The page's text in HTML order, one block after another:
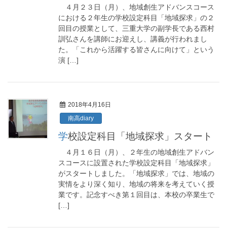
４月２３日（月）、地域創生アドバンスコース
における２年生の学校設定科目「地域探求」の２
回目の授業として、三重大学の副学長である西村
訓弘さんを講師にお迎えし、講義が行われまし
た。「これから活躍する皆さんに向けて」という
演 […]
2018年4月16日
南高diary
学校設定科目「地域探求」スタート
４月１６日（月）、２年生の地域創生アドバン
スコースに設置された学校設定科目「地域探求」
がスタートしました。「地域探求」では、地域の
実情をより深く知り、地域の将来を考えていく授
業です。記念すべき第１回目は、本校の卒業生で
[…]